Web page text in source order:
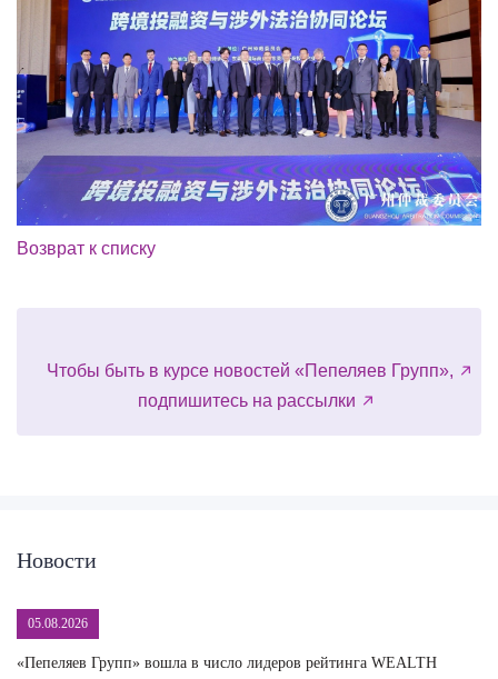
Возврат к списку
Чтобы быть в курсе новостей «Пепеляев Групп»,
подпишитесь на рассылки
Новости
05.08.2026
«Пепеляев Групп» вошла в число лидеров рейтинга WEALTH